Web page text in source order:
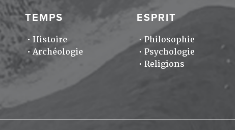
TEMPS
Histoire
Archéologie
ESPRIT
Philosophie
Psychologie
Religions